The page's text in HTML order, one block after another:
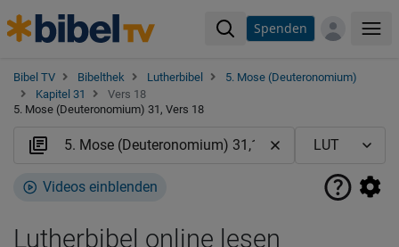
Spenden
Bibel TV Bibelthek Lutherbibel
5. Mose (Deuteronomium)
Kapitel 31
Vers 18
5. Mose (Deuteronomium) 31, Vers 18
Videos einblenden
Lutherbibel online lesen